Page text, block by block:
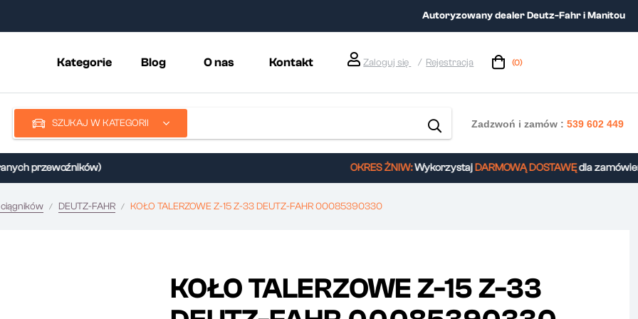
Autoryzowany dealer Deutz-Fahr i Manitou
Kategorie Blog O nas Kontakt Zaloguj się Rejestracja (0)
SZUKAJ W KATEGORII Zadzwoń i zamów :539 602 449
przewoźników) OKRES ŻNIW:WykorzystajDARMOWĄ DOSTAWĘdla zamówień
DEUTZ-FAHR KOŁO TALERZOWE Z-15 Z-33 DEUTZ-FAHR 00085390330
KOŁO TALERZOWE Z-15 Z-33